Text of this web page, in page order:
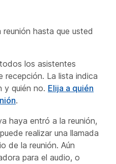
hasta que usted
los asistentes
recepción. La lista indica
y quién no. Elija a quién
.
haya entró a la reunión,
realizar una llamada
de la reunión. Aún
para el audio, o